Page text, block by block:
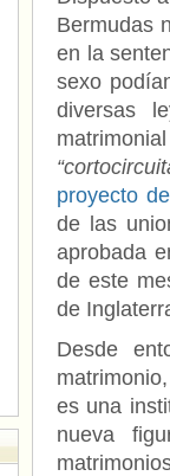
Bermudas
en la
sexo
diversas
proyecto
de las
aprobada
de este
de
Desde
es una
nueva